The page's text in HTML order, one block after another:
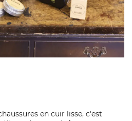
en cuir lisse, c'est